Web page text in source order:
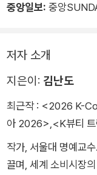
중앙일보: 중앙
저자 소개
지은이: 김난도
최근작 : <2026 K-
아 2026>,<K뷰티
작가, 서울대 명예교수. 트렌드코리아 소비트렌드분석센터를 이
끌며, 세계 소비시장